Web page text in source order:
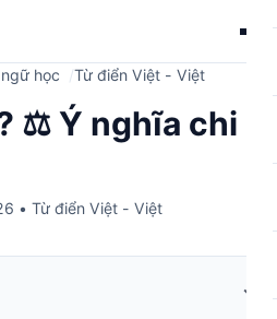
học Từ điển Việt - Việt
⚖️ Ý nghĩa chi
• Từ điển Việt - Việt